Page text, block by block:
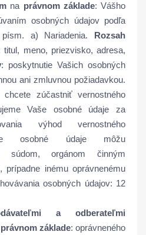
na právnom základe: Vášho
osobných údajov podľa
a) Nariadenia. Rozsah
titul, meno, priezvisko, adresa,
: poskytnutie Vašich osobných
ani zmluvnou požiadavkou.
zúčastniť vernostného
Vaše osobné údaje za
výhod vernostného
osobné údaje môžu
súdom, orgánom činným
prípadne inému oprávnenému
osobných údajov: 12
a odberateľmi
právnom základe: oprávneného